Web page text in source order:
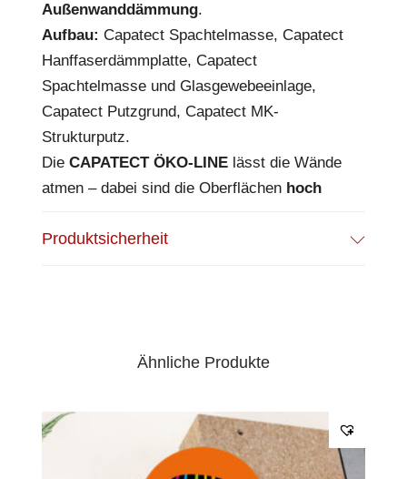
Außenwanddämmung.
Aufbau: Capatect Spachtelmasse, Capatect
Hanffaserdämmplatte, Capatect
Spachtelmasse und Glasgewebeeinlage,
Capatect Putzgrund, Capatect MK-
Strukturputz.
Die CAPATECT ÖKO-LINE lässt die Wände
atmen – dabei sind die Oberflächen hoch
Das macht die Fassade weniger anfällig bei
diffusionsoffen
•Fassadendämmung
Stärke:
48.00 m²
Produktsicherheit
Ähnliche Produkte